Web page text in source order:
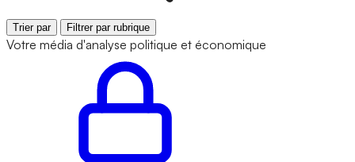
Trier par Filtrer par rubrique
Votre média d'analyse politique et économique